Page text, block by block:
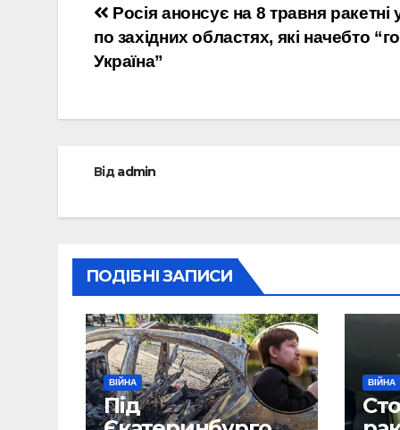
Навігація
записів
Росія анонсує на 8 травня ракетні
по західних областях, які начебто
Україна”
Відadmin
ПОДІБНІ ЗАПИСИ
ВІЙНА
Під
ВІЙНА